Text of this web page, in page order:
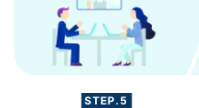
STEP.5